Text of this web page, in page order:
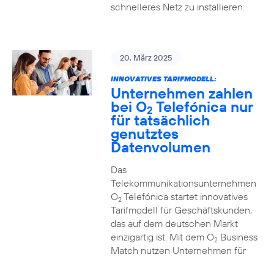
schnelleres Netz zu installieren.
20. März 2025
INNOVATIVES TARIFMODELL:
Unternehmen zahlen
bei O2 Telefónica nur
für tatsächlich
genutztes
Datenvolumen
Das
Telekommunikationsunternehmen
O2Telefónica startet innovatives
Tarifmodell für Geschäftskunden,
das auf dem deutschen Markt
einzigartig ist. Mit dem O2Business
Match nutzen Unternehmen für